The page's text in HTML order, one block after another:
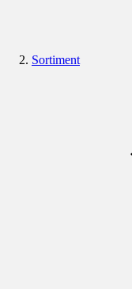
Sortiment